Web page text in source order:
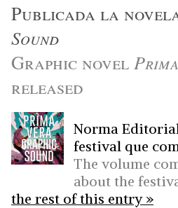
Publicada la
Sound
Graphic novel
released
Norma
festival que
The volume
about the
the rest of this entry »